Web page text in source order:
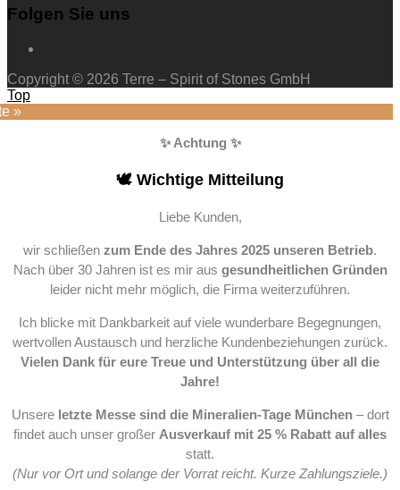
Folgen Sie uns
Copyright © 2026 Terre – Spirit of Stones GmbH
Top
»
✨ Achtung ✨
🕊️ Wichtige Mitteilung
Liebe Kunden,
wir schließen zum Ende des Jahres 2025 unseren Betrieb.
Nach über 30 Jahren ist es mir aus gesundheitlichen Gründen
leider nicht mehr möglich, die Firma weiterzuführen.
Ich blicke mit Dankbarkeit auf viele wunderbare Begegnungen,
wertvollen Austausch und herzliche Kundenbeziehungen zurück.
Vielen Dank für eure Treue und Unterstützung über all die
Jahre!
Unsere letzte Messe sind die Mineralien-Tage München– dort
findet auch unser großer Ausverkauf mit 25 % Rabatt auf alles
statt.
(Nur vor Ort und solange der Vorrat reicht. Kurze Zahlungsziele.)